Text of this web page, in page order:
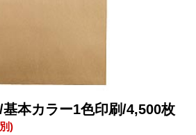
本カラー1色印刷/4,500枚
)